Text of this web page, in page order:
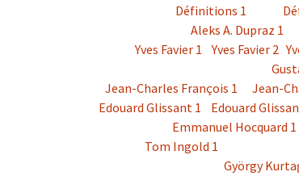
Définitions 1
Aleks A. Dupraz 1
Yves Favier 1
Yves Favier 2
Jean-Charles François 1
Jean-
Edouard Glissant 1
Edouard
Emmanuel Hocquard 1
Tom Ingold 1
György